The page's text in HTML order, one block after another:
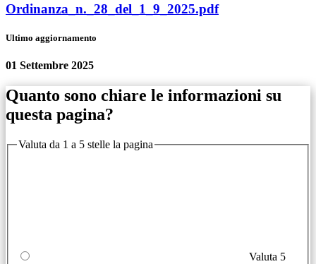
Ordinanza_n._28_del_1_9_2025.pdf
Ultimo aggiornamento
01 Settembre 2025
Quanto sono chiare le informazioni su
questa pagina?
Valuta da 1 a 5 stelle la pagina
Valuta 5